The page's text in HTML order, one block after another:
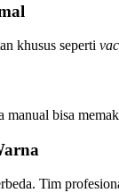
khusus seperti
manual bisa
Tim